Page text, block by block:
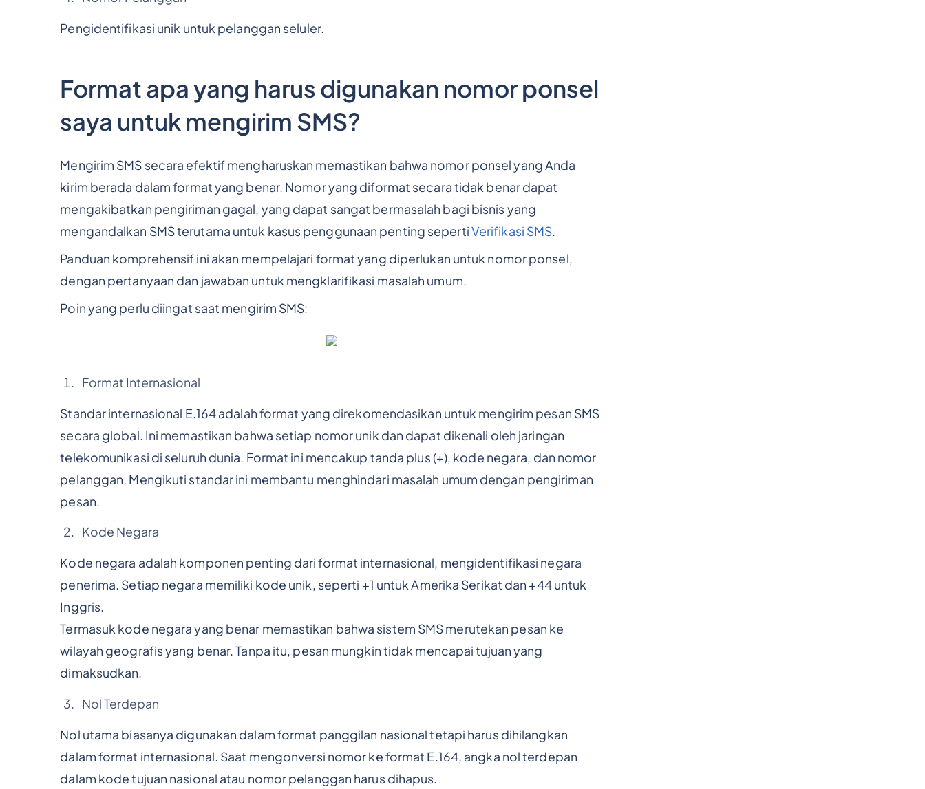
Pengidentifikasi unik untuk pelanggan seluler.
Format apa yang harus digunakan nomor ponsel
saya untuk mengirim SMS?
Mengirim SMS secara efektif mengharuskan memastikan bahwa nomor ponsel yang Anda
kirim berada dalam format yang benar. Nomor yang diformat secara tidak benar dapat
mengakibatkan pengiriman gagal, yang dapat sangat bermasalah bagi bisnis yang
mengandalkan SMS terutama untuk kasus penggunaan penting sepertiVerifikasi SMS.
Panduan komprehensif ini akan mempelajari format yang diperlukan untuk nomor ponsel,
dengan pertanyaan dan jawaban untuk mengklarifikasi masalah umum.
Poin yang perlu diingat saat mengirim SMS:
Format Internasional
Standar internasional E.164 adalah format yang direkomendasikan untuk mengirim pesan SMS
secara global. Ini memastikan bahwa setiap nomor unik dan dapat dikenali oleh jaringan
telekomunikasi di seluruh dunia. Format ini mencakup tanda plus (+), kode negara, dan nomor
pelanggan. Mengikuti standar ini membantu menghindari masalah umum dengan pengiriman
pesan.
Kode Negara
Kode negara adalah komponen penting dari format internasional, mengidentifikasi negara
penerima. Setiap negara memiliki kode unik, seperti +1 untuk Amerika Serikat dan +44 untuk
Inggris.
Termasuk kode negara yang benar memastikan bahwa sistem SMS merutekan pesan ke
wilayah geografis yang benar. Tanpa itu, pesan mungkin tidak mencapai tujuan yang
dimaksudkan.
Nol Terdepan
Nol utama biasanya digunakan dalam format panggilan nasional tetapi harus dihilangkan
dalam format internasional. Saat mengonversi nomor ke format E.164, angka nol terdepan
dalam kode tujuan nasional atau nomor pelanggan harus dihapus.